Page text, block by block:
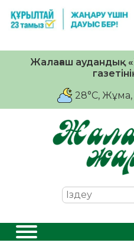
Жалағаш аудандық
28°C, Жұма,